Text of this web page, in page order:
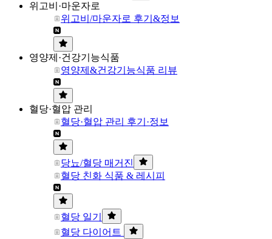
위고비·마운자로
위고비/마운자로 후기&정보
영양제·건강기능식품
영양제&건강기능식품 리뷰
혈당·혈압 관리
혈당·혈압 관리 후기·정보
당뇨/혈당 매거진
혈당 친화 식품 & 레시피
혈당 일기
혈당 다이어트